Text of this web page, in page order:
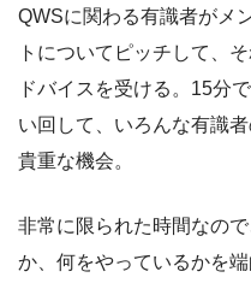
QWSに関わる有識者がメ
トについてピッチして、
ドバイスを受ける。15分
い回して、いろんな有識
貴重な機会。
非常に限られた時間なの
か、何をやっているかを